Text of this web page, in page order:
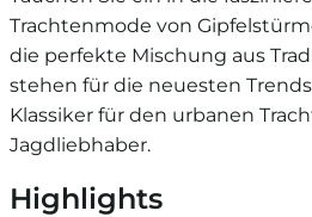
Trachtenmode von
die perfekte Mischung aus
stehen für die neuesten
Klassiker für den urbanen
Jagdliebhaber.
Highlights